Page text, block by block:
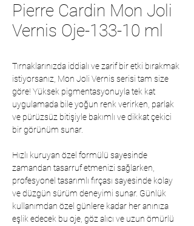
Pierre Cardin Mon Joli
Vernis Oje-133-10 ml
Tırnaklarınızda iddialı ve zarif bir etki bırakmak
istiyorsanız, Mon Joli Vernis serisi tam size
göre! Yüksek pigmentasyonuyla tek kat
uygulamada bile yoğun renk verirken, parlak
ve pürüzsüz bitişiyle bakımlı ve dikkat çekici
bir görünüm sunar.
Hızlı kuruyan özel formülü sayesinde
zamandan tasarruf etmenizi sağlarken,
profesyonel tasarımlı fırçası sayesinde kolay
ve düzgün sürüm deneyimi sunar. Günlük
kullanımdan özel günlere kadar her anınıza
eşlik edecek bu oje, göz alıcı ve uzun ömürlü